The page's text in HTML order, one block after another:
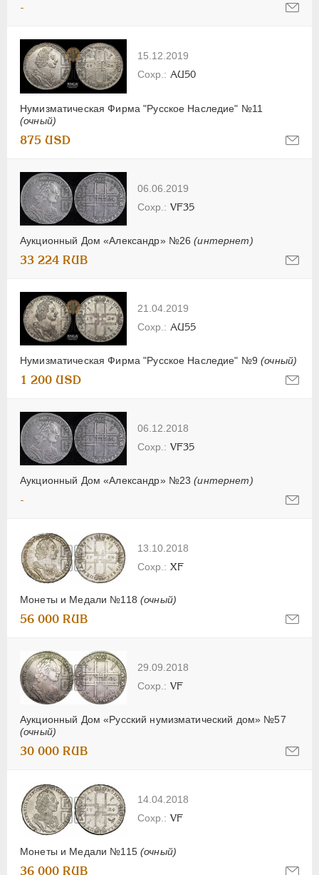
-
15.12.2019
Нумизматическая Фирма "Русское Наследие" №11
(очный)
AU50
875 USD
06.06.2019
Аукционный Дом «Александр» №26(интернет)
VF35
33 224 RUB
21.04.2019
Нумизматическая Фирма "Русское Наследие" №9(очный)
AU55
1 200 USD
06.12.2018
Аукционный Дом «Александр» №23(интернет)
VF35
-
13.10.2018
Монеты и Медали №118 (очный)
XF
56 000 RUB
29.09.2018
Аукционный Дом «Русский нумизматический дом» №57
(очный)
VF
30 000 RUB
14.04.2018
Монеты и Медали №115 (очный)
VF
36 000 RUB